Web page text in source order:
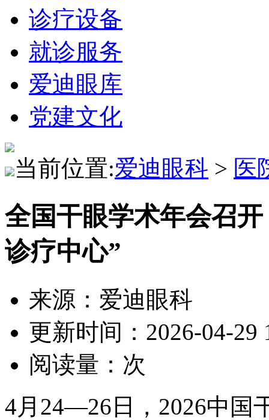
诊疗设备
就诊服务
爱迪眼库
党建文化
当前位置:爱迪眼科 > 医
全国干眼学术年会召
诊疗中心”
来源：爱迪眼科
更新时间：2026-04-29
阅读量： 次
4月24—26日，2026中国